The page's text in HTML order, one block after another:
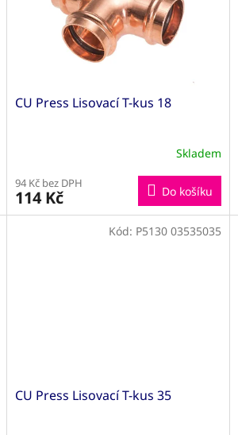
CU Press Lisovací T-kus 18
Skladem
94 Kč bez DPH
114 Kč Do košíku
CU Press Lisovací T-kus 35
Kód: P5130 03535035